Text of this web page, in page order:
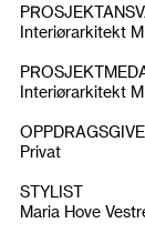
Interiørarkitekt
Interiørarkitekt
Privat
STYLIST
Maria Hove